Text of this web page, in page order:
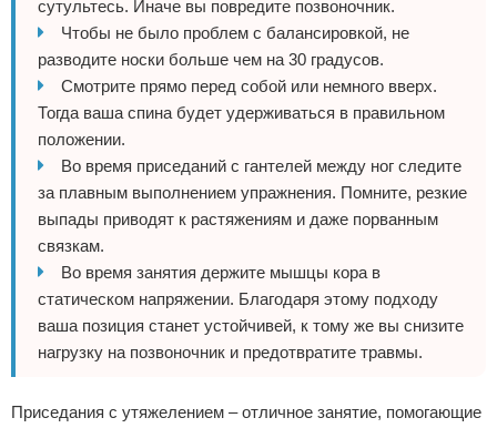
сутультесь. Иначе вы повредите позвоночник.
Чтобы не было проблем с балансировкой, не
разводите носки больше чем на 30 градусов.
Смотрите прямо перед собой или немного вверх.
Тогда ваша спина будет удерживаться в правильном
положении.
Во время приседаний с гантелей между ног следите
за плавным выполнением упражнения. Помните, резкие
выпады приводят к растяжениям и даже порванным
связкам.
Во время занятия держите мышцы кора в
статическом напряжении. Благодаря этому подходу
ваша позиция станет устойчивей, к тому же вы снизите
нагрузку на позвоночник и предотвратите травмы.
Приседания с утяжелением – отличное занятие, помогающие